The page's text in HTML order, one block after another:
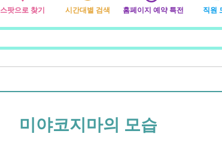
스팟으로 찾기 시간대별 검색 홈페이지 예약 특전 직원
미야코지마의 모습